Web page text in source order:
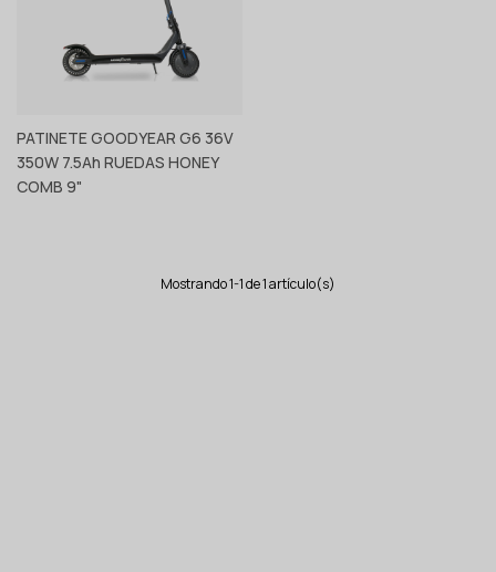
Ver producto
PATINETE GOODYEAR G6 36V
350W 7.5Ah RUEDAS HONEY
COMB 9"
Mostrando 1-1 de 1 artículo(s)